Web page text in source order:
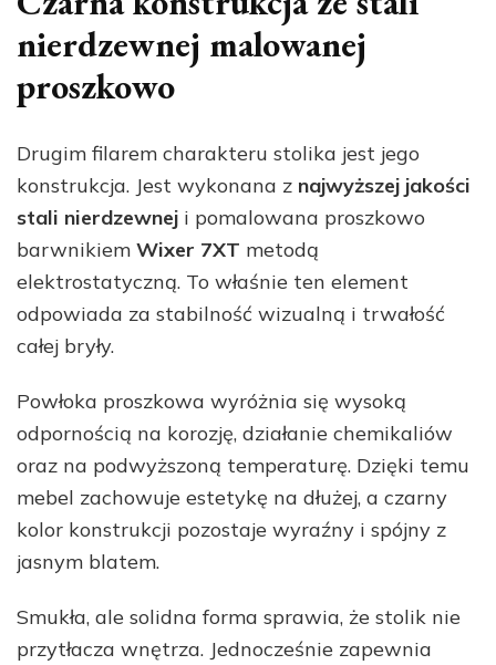
nierdzewnej malowanej
proszkowo
Drugim filarem charakteru stolika jest jego
konstrukcja. Jest wykonana z najwyższej jakości
stali nierdzewnej i pomalowana proszkowo
barwnikiem Wixer 7XT metodą
elektrostatyczną. To właśnie ten element
odpowiada za stabilność wizualną i trwałość
całej bryły.
Powłoka proszkowa wyróżnia się wysoką
odpornością na korozję, działanie chemikaliów
oraz na podwyższoną temperaturę. Dzięki temu
mebel zachowuje estetykę na dłużej, a czarny
kolor konstrukcji pozostaje wyraźny i spójny z
jasnym blatem.
Smukła, ale solidna forma sprawia, że stolik nie
przytłacza wnętrza. Jednocześnie zapewnia